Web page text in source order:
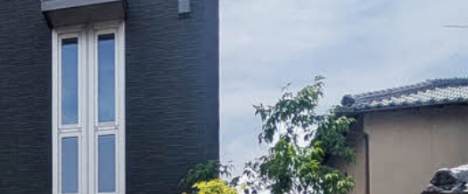
シャーメゾンショップを探す
シャーメゾンライフサポート
自立型サービス付き・シニア向け